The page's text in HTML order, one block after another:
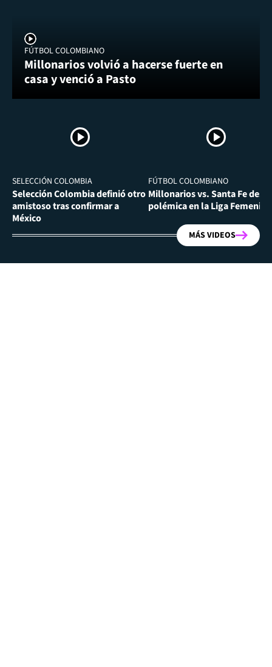
FÚTBOL COLOMBIANO
Millonarios volvió a hacerse fuerte en
casa y venció a Pasto
SELECCIÓN COLOMBIA
Selección Colombia definió otro
amistoso tras confirmar a
México
FÚTBOL COLOMBIANO
Millonarios vs. Santa Fe
polémica en la Liga Femenina
MÁS VIDEOS